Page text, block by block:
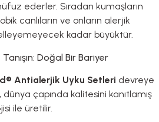
ederler. Sıradan kumaşların
canlıların ve onların alerjik
kadar büyüktür.
Doğal Bir Bariyer
Antialerjik Uyku Setleri devreye
dünya çapında kalitesini kanıtlamış
ile üretilir.